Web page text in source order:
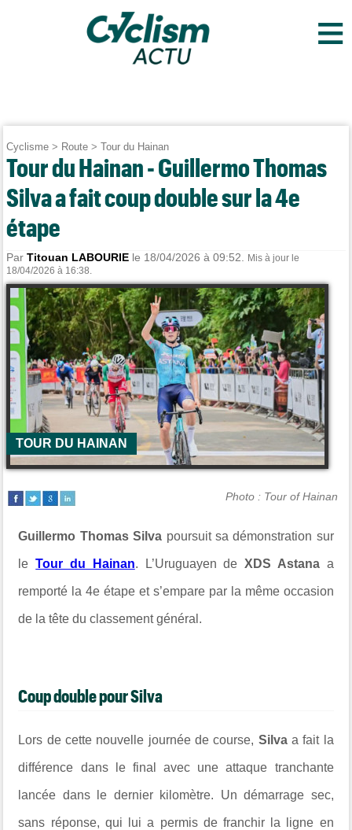
≡
Cyclisme > Route >Tour du Hainan
Tour du Hainan - Guillermo Thomas
Silva a fait coup double sur la 4e
étape
ParTitouan LABOURIE le 18/04/2026 à 09:52.
Mis à jour le
18/04/2026 à 16:38.
TOUR DU HAINAN
Photo : Tour of Hainan
Guillermo Thomas Silva poursuit sa démonstration sur
leTour du Hainan. L’Uruguayen deXDS Astana a
remporté la 4e étape et s’empare par la même occasion
de la tête du classement général.
Coup double pour Silva
Lors de cette nouvelle journée de course, Silva a fait la
différence dans le final avec une attaque tranchante
lancée dans le dernier kilomètre. Un démarrage sec,
sans réponse, qui lui a permis de franchir la ligne en